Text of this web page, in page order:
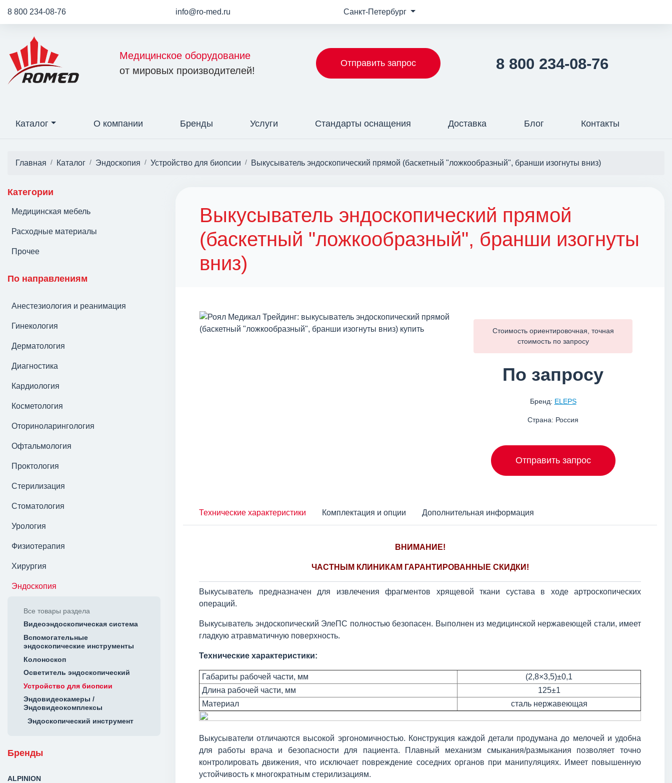
8 800 234-08-76 info@ro-med.ru Санкт-Петербург
Медицинское оборудование
от мировых производителей!
Отправить запрос 8 800 234-08-76
Каталог О компании Бренды Услуги Стандарты оснащения Доставка Блог Контакты
Главная Каталог Эндоскопия Устройство для биопсии Выкусыватель эндоскопический прямой (баскетный "ложкообразный", бранши изогнуты вниз)
Категории
Медицинская мебель
Расходные материалы
Прочее
По направлениям
Анестезиология и реанимация
Гинекология
Дерматология
Диагностика
Кардиология
Косметология
Оториноларингология
Офтальмология
Проктология
Стерилизация
Стоматология
Урология
Физиотерапия
Хирургия
Эндоскопия
Все товары раздела
Видеоэндоскопическая система
Вспомогательные
эндоскопические инструменты
Колоноскоп
Осветитель эндоскопический
Устройство для биопсии
Эндовидеокамеры /
Эндовидеокомплексы
Эндоскопический инструмент
Бренды
ALPINION
Выкусыватель эндоскопический прямой
(баскетный "ложкообразный", бранши изогнуты
вниз)
Стоимость ориентировочная, точная
стоимость по запросу
По запросу
Бренд: ELEPS
Страна: Россия
Отправить запрос
Технические характеристики Комплектация и опции Дополнительная информация
ВНИМАНИЕ!
ЧАСТНЫМ КЛИНИКАМ ГАРАНТИРОВАННЫЕ СКИДКИ!
Выкусыватель предназначен для извлечения фрагментов хрящевой ткани сустава в ходе артроскопических
операций.
Выкусыватель эндоскопический ЭлеПС полностью безопасен. Выполнен из медицинской нержавеющей стали, имеет
гладкую атравматичную поверхность.
Технические характеристики:
Габариты рабочей части, мм
(2,8×3,5)±0,1
Длина рабочей части, мм
125±1
Материал
сталь нержавеющая
Выкусыватели отличаются высокой эргономичностью. Конструкция каждой детали продумана до мелочей и удобна
для работы врача и безопасности для пациента. Плавный механизм смыкания/размыкания позволяет точно
контролировать движения, что исключает повреждение соседних органов при манипуляциях. Имеет повышенную
устойчивость к многократным стерилизациям.